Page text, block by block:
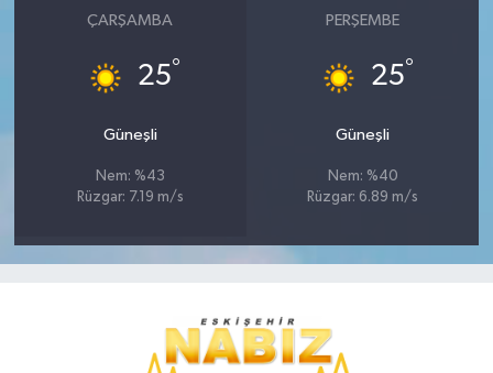
ÇARŞAMBA
25°
Güneşli
Nem: %43
Rüzgar: 7.19 m/s
PERŞEMBE
25°
Güneşli
Nem: %40
Rüzgar: 6.89 m/s